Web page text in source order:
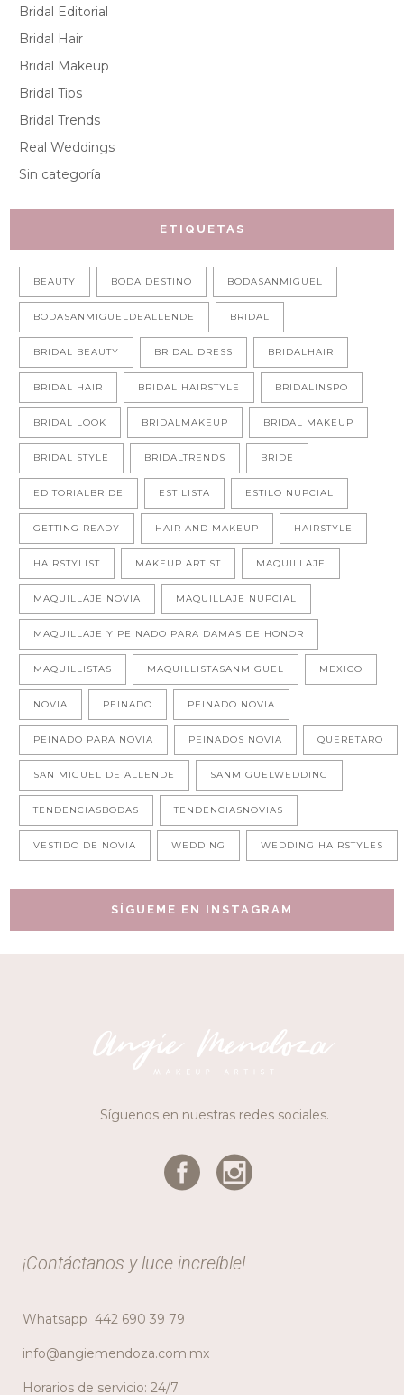
Bridal Editorial
Bridal Hair
Bridal Makeup
Bridal Tips
Bridal Trends
Real Weddings
Sin categoría
ETIQUETAS
BEAUTY BODA DESTINO BODASANMIGUEL
BODASANMIGUELDEALLENDE BRIDAL
BRIDAL BEAUTY BRIDAL DRESS BRIDALHAIR
BRIDAL HAIR BRIDAL HAIRSTYLE BRIDALINSPO
BRIDAL LOOK BRIDALMAKEUP BRIDAL MAKEUP
BRIDAL STYLE BRIDALTRENDS BRIDE
EDITORIALBRIDE ESTILISTA ESTILO NUPCIAL
GETTING READY HAIR AND MAKEUP HAIRSTYLE
HAIRSTYLIST MAKEUP ARTIST MAQUILLAJE
MAQUILLAJE NOVIA MAQUILLAJE NUPCIAL
MAQUILLAJE Y PEINADO PARA DAMAS DE HONOR
MAQUILLISTAS MAQUILLISTASANMIGUEL MEXICO
NOVIA PEINADO PEINADO NOVIA
PEINADO PARA NOVIA PEINADOS NOVIA QUERETARO
SAN MIGUEL DE ALLENDE SANMIGUELWEDDING
TENDENCIASBODAS TENDENCIASNOVIAS
VESTIDO DE NOVIA WEDDING WEDDING HAIRSTYLES
SÍGUEME EN INSTAGRAM
Síguenos en nuestras redes sociales.
¡Contáctanos y luce increíble!
Whatsapp 442 690 39 79
info@angiemendoza.com.mx
Horarios de servicio: 24/7